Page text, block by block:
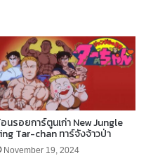
นรอยการ์ตูนเก่า New Jungle
Tar-chan ทาร์จังจ้าวป่า
November 19, 2024